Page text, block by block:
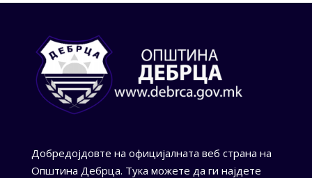
Добредојдовте на официјалната веб страна на
Општина Дебрца. Тука можете да ги најдете